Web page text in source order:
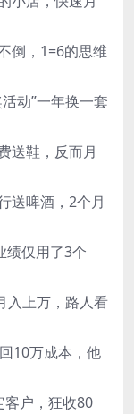
倒，1=6的思维
动”一年换一套
送鞋，反而月
送啤酒，2个月
绩仅用了3个
入上万，路人看
10万成本，他
户，狂收80